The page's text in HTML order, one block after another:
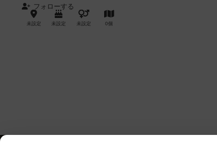
フォローする
未設定 未設定 未設定 0個